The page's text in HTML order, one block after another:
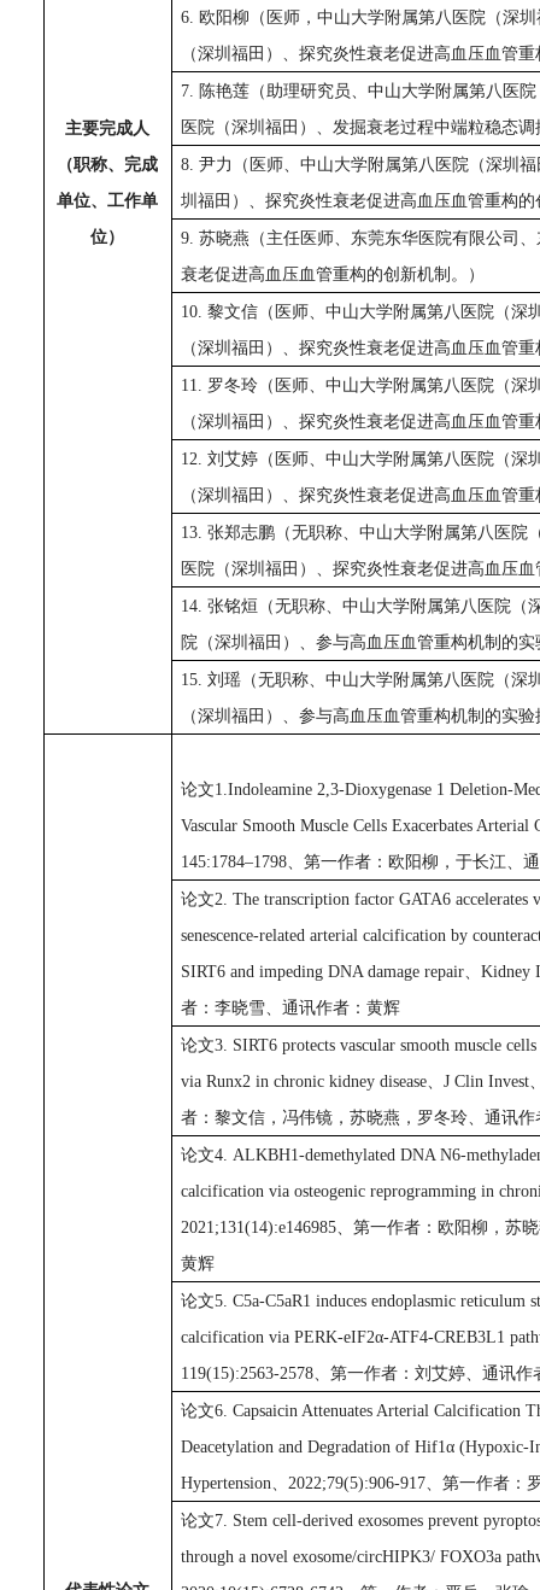
主要完成人
（职称、完成
单位、工作单
位）
6 . 欧阳柳（医师，中山大学附属第八医院（深
（深圳福田）、探究炎性衰老促进高血压血管
7 . 陈艳莲 （助理研究员、中山大学附属第八医
医院（深圳福田）、发掘衰老过程中端粒稳态
8 . 尹力
（医师、中山大学附属第八医院（深圳
圳福田）、探究炎性衰老促进高血压血管重构
9 . 苏晓燕（ 主任医师、 东莞东华医院有限公司
衰老促进高血压血管重构的创新机制。
）
10 . 黎文信 （医师、中山大学附属第八医院（
（深圳福田）、探究炎性衰老促进高血压血管
11 . 罗冬玲 （医师、中山大学附属第八医院（
（深圳福田）、探究炎性衰老促进高血压血管
1 2 . 刘艾婷 （医师、中山大学附属第八医院（
（深圳福田）、探究炎性衰老促进高血压血管
13 . 张郑志鹏 （无职称、中山大学附属第八医
医院（深圳福田）、探究炎性衰老促进高血压
14 .张铭烜
（无职称、中山大学附属第八医院
院（深圳福田）、参与高血压血管重构机制的
15 .刘瑶 （无职称、中山大学附属第八医院（
（深圳福田）、参与高血压血管重构机制的实
论文1.Indoleamine 2,3-Dioxygenase 1 Deletion-
Vascular Smooth Muscle Cells Exacerbates
145:1784–1798、第一作者：欧阳柳，于长江、
论文2.The transcription factorGATA6 accelerates
senescence-related arterial calcification by
SIRT6 and impeding DNA damage repair 、Kidney
者：李晓雪、通讯作者：黄辉
论文3 SIRT6 protects vascular smooth muscle
via Runx2 in chronic kidney disease 、J Clin Invest
者：黎文信 ， 冯伟镜 ，苏晓燕 ， 罗冬玲、通讯作
论文4 ALKBH1-demethylated DNA N6-
calcification via osteogenic reprogramming in
2021;131(14):e146985 、第一作者：欧阳柳 ，苏
黄辉
论文5 C5a-C5aR1 induces endoplasmic reticulum
calcification via PERK-eIF2α-ATF4-CREB3L1
119(15):2563-2578 、第一作者：刘艾婷、通讯作
论文6.Capsaicin Attenuates Arterial Calcification
Deacetylation and Degradation of Hif1α (Hypoxic-
Hypertension、2022;79(5):906-917、第一作者
论文7. Stem cell-derived exosomes prevent
through a novel exosome/circHIPK3/ FOXO3a